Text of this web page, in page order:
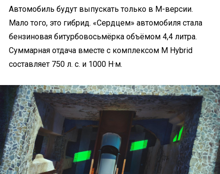
Автомобиль будут выпускать только в М-версии.
Мало того, это гибрид. «Сердцем» автомобиля стала
бензиновая битурбовосьмёрка объёмом 4,4 литра.
Суммарная отдача вместе с комплексом M Hybrid
составляет 750 л. с. и 1000 Н·м.